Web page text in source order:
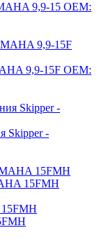
9,9-15 OEM:
9,9-15F OEM:
Skipper -
15FMH